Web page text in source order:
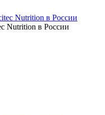
Nutrition в России